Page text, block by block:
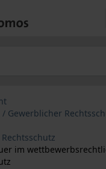
Gewerblicher
im